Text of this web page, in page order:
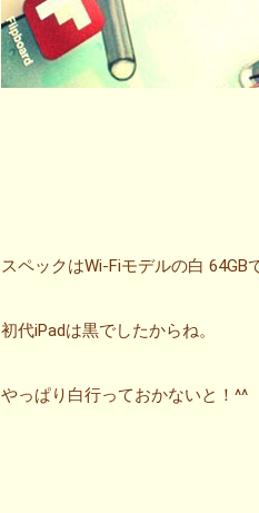
スペックはWi-Fiモデルの白 64GB
初代iPadは黒でしたからね。
やっぱり白行っておかないと！^^